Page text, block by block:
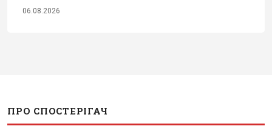
06.08.2026
ПРО СПОСТЕРІГАЧ